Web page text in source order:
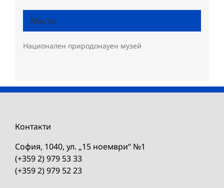
Място
Национален природонауен музей
Контакти
София, 1040, ул. „15 ноември“ №1
(+359 2) 979 53 33
(+359 2) 979 52 23